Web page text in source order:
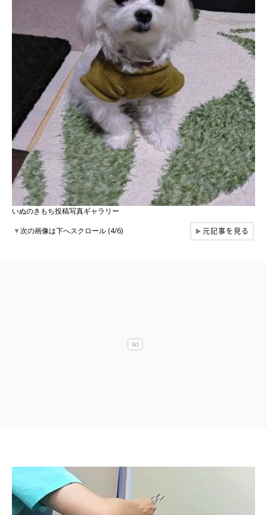
いぬのきもち投稿写真ギャラリー
▼次の画像は下へスクロール (4/6) ▶元記事を見る